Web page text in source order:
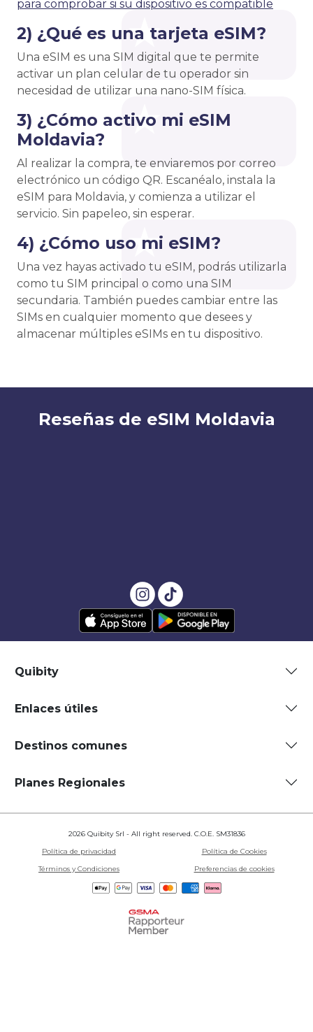
para comprobar si su dispositivo es compatible
2) ¿Qué es una tarjeta eSIM?
Una eSIM es una SIM digital que te permite
activar un plan celular de tu operador sin
necesidad de utilizar una nano-SIM física.
3) ¿Cómo activo mi eSIM
Moldavia?
Al realizar la compra, te enviaremos por correo
electrónico un código QR. Escanéalo, instala la
eSIM para Moldavia, y comienza a utilizar el
servicio. Sin papeleo, sin esperar.
4) ¿Cómo uso mi eSIM?
Una vez hayas activado tu eSIM, podrás utilizarla
como tu SIM principal o como una SIM
secundaria. También puedes cambiar entre las
SIMs en cualquier momento que desees y
almacenar múltiples eSIMs en tu dispositivo.
Reseñas de eSIM Moldavia
Quibity
Enlaces útiles
Destinos comunes
Planes Regionales
2026 Quibity Srl - All right reserved. C.O.E. SM31836
Política de privacidad
Política de Cookies
Términos y Condiciones
Preferencias de cookies